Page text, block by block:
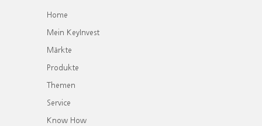
Home
Mein KeyInvest
Märkte
Produkte
Themen
Service
Know How